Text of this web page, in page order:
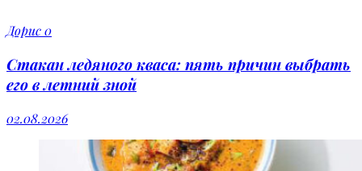
Дорис0
Стакан ледяного кваса: пять причин выбрать
его в летний зной
02.08.2026